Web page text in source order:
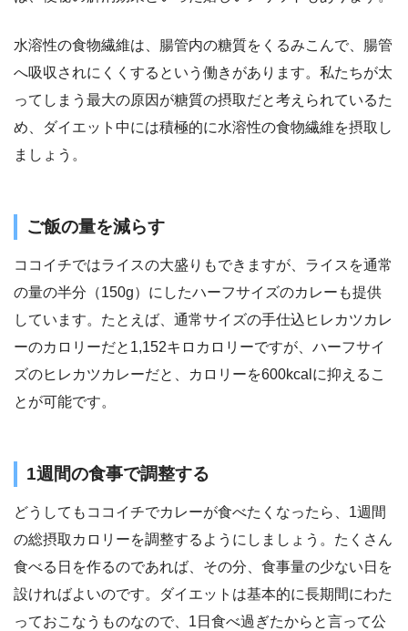
水溶性の食物繊維は、腸管内の糖質をくるみこんで、腸管
へ吸収されにくくするという働きがあります。私たちが太
ってしまう最大の原因が糖質の摂取だと考えられているた
め、ダイエット中には積極的に水溶性の食物繊維を摂取し
ましょう。
ご飯の量を減らす
ココイチではライスの大盛りもできますが、ライスを通常
の量の半分（150g）にしたハーフサイズのカレーも提供
しています。たとえば、通常サイズの手仕込ヒレカツカレ
ーのカロリーだと1,152キロカロリーですが、ハーフサイ
ズのヒレカツカレーだと、カロリーを600kcalに抑えるこ
とが可能です。
1週間の食事で調整する
どうしてもココイチでカレーが食べたくなったら、1週間
の総摂取カロリーを調整するようにしましょう。たくさん
食べる日を作るのであれば、その分、食事量の少ない日を
設ければよいのです。ダイエットは基本的に長期間にわた
っておこなうものなので、1日食べ過ぎたからと言って公